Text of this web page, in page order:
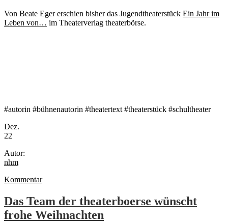
Von Beate Eger erschien bisher das Jugendtheaterstück Ein Jahr im
Leben von… im Theaterverlag theaterbörse.
#autorin #bühnenautorin #theatertext #theaterstück #schultheater
Dez.
22
Autor:
nhm
Kommentar
Das Team der theaterboerse wünscht
frohe Weihnachten